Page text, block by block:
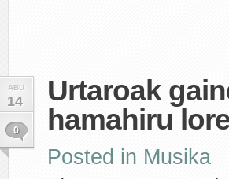
ABU
14
0
Urtaroak
hamahiru
Posted in Musika